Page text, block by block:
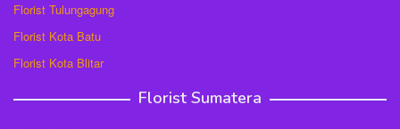
Florist Tulungagung
Florist Kota Batu
Florist Kota Blitar
Florist Sumatera